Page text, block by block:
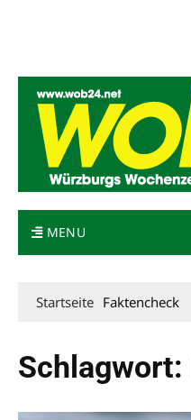
MENU
Startseite Faktencheck
Schlagwort: